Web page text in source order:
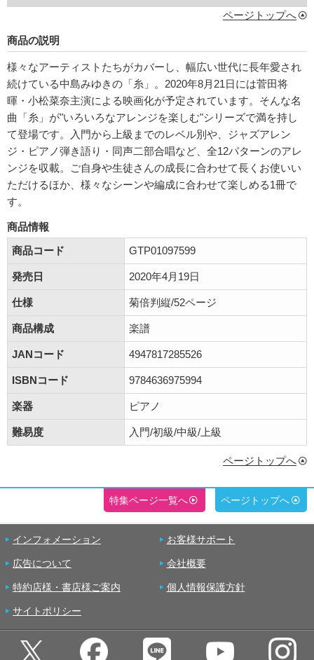
ページトップへ
商品の説明
様々なアーティストたちがカバーし、幅広い世代に長年愛され
続けている中島みゆきの「糸」。2020年8月21日には菅田将
暉・小松菜奈主演による映画化が予定されています。そんな名
曲「糸」が"いろいろなアレンジを楽しむ"シリーズで満を持し
て登場です。入門から上級までのレベル別や、ジャズアレン
ジ・ピアノ弾き語り・同声二部合唱など、全12パターンのアレ
ンジを収載。ご自身や生徒さんの成長に合わせて長くお使いい
ただけるほか、様々なシーンや編成に合わせて楽しめる1冊で
す。
商品情報
商品コード
GTP01097599
発売日 2020年4月19日
仕様 菊倍判縦/52ページ
商品構成 楽譜
JANコード 4947817285526
ISBNコード 9784636975994
楽器 ピアノ
難易度 入門/初級/中級/上級
ページトップへ
特集ページ一覧へ ページトップへ
インフォメーション お客様サポート
広告について 会社概要
特約店様・書店様ご案内 個人情報保護方針
サイトポリシー